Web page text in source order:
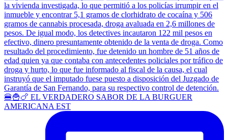
🍔🍟🍗 EL VERDADERO SABOR DE LA BURGUER
AMERICANA EST